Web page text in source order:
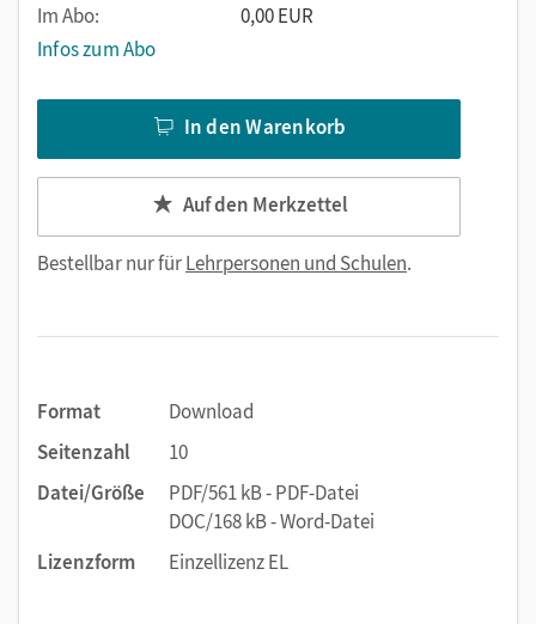
Im Abo:
0,00 EUR
Infos zum Abo
In den Warenkorb
Auf den Merkzettel
Bestellbar nur fürLehrpersonen und Schulen.
Format
Download
Seitenzahl
10
Datei/Größe
PDF/561 kB - PDF-Datei
DOC/168 kB - Word-Datei
Lizenzform
Einzellizenz EL